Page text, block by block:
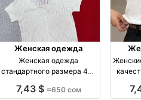
Женская одежда
Женская одежда
стандартного размера 40–
цене 650 сом
7,43 $ ≈650 сом